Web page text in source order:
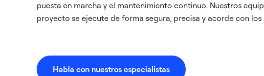
puesta en marcha y el mantenimiento continuo. Nuestros
proyecto se ejecute de forma segura, precisa y acorde con
Habla con nuestros especialistas